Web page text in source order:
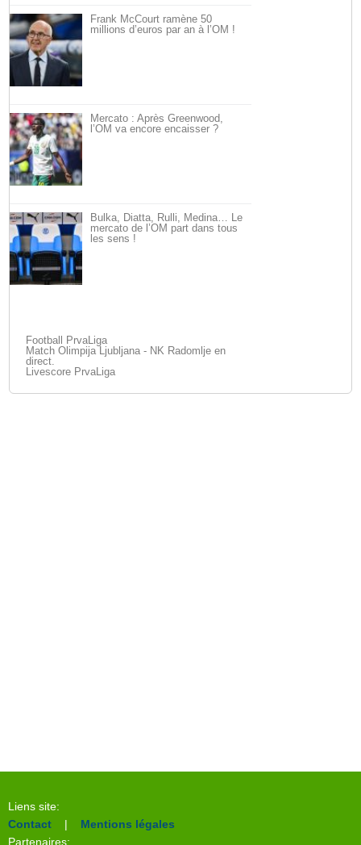
Frank McCourt ramène 50
millions d’euros par an à l’OM !
Mercato : Après Greenwood,
l’OM va encore encaisser ?
Bulka, Diatta, Rulli, Medina… Le
mercato de l’OM part dans tous
les sens !
Football PrvaLiga
Match Olimpija Ljubljana - NK Radomlje en
direct.
Livescore PrvaLiga
Liens site:
Contact | Mentions légales
Partenaires: